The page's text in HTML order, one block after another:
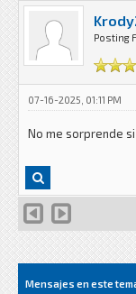
Posting
07-16-2025, 01:11 PM
No me sorprende
Mensajes en este